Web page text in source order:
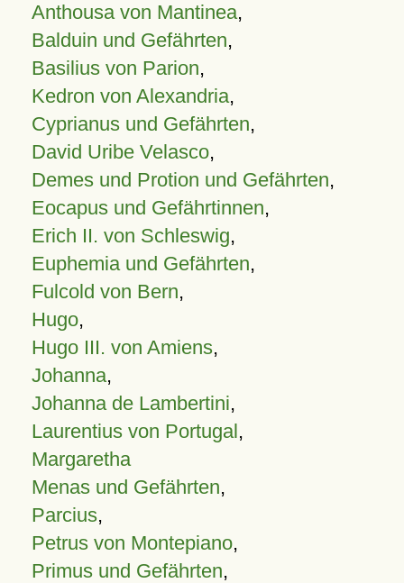
Anthousa von Mantinea,
Balduin und Gefährten,
Basilius von Parion,
Kedron von Alexandria,
Cyprianus und Gefährten,
David Uribe Velasco,
Demes und Protion und Gefährten,
Eocapus und Gefährtinnen,
Erich II. von Schleswig,
Euphemia und Gefährten,
Fulcold von Bern,
Hugo,
Hugo III. von Amiens,
Johanna,
Johanna de Lambertini,
Laurentius von Portugal,
Margaretha
Menas und Gefährten,
Parcius,
Petrus von Montepiano,
Primus und Gefährten,